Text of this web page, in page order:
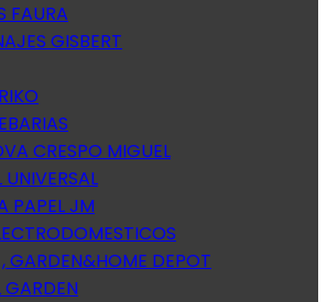
FAURA
GISBERT
CRESPO MIGUEL
UNIVERSAL
PAPEL JM
GARDEN&HOME DEPOT